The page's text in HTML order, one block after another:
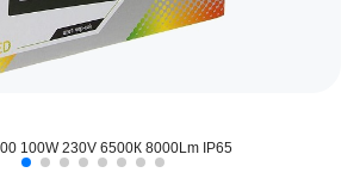
100W 230V 6500К 8000Lm IP65